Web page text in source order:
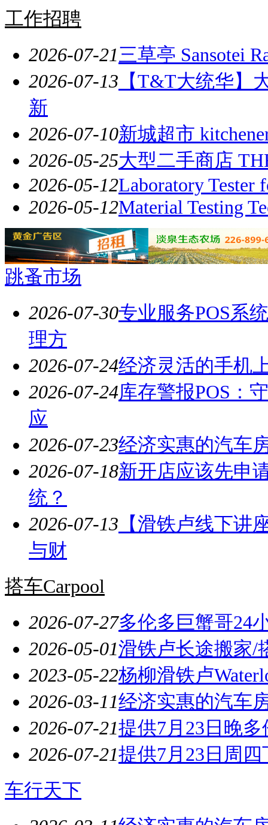
工作招聘
2026-07-21三草亭 Sansotei
2026-07-13 【T&T大统华】
新
2026-07-10新城超市
2026-05-25大型二手商店
2026-05-12Laboratory Tester
2026-05-12Material Testing
跳蚤市场
2026-07-30专业服务POS系
理方
2026-07-24经济灵活的手机
2026-07-24库存警报POS：
应
2026-07-23经济实惠的汽车
2026-07-18新开店应该先申
统？
2026-07-13 【滑铁卢线下讲
与财
搭车Carpool
2026-07-27多伦多巨蟹哥24
2026-05-01滑铁卢长途搬家/
2023-05-22杨柳滑铁卢
2026-03-11经济实惠的汽车
2026-07-21提供7月23日晚
2026-07-21提供7月23日周
车行天下